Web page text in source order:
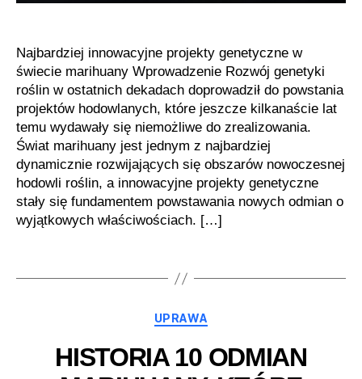
Najbardziej innowacyjne projekty genetyczne w
świecie marihuany Wprowadzenie Rozwój genetyki
roślin w ostatnich dekadach doprowadził do powstania
projektów hodowlanych, które jeszcze kilkanaście lat
temu wydawały się niemożliwe do zrealizowania.
Świat marihuany jest jednym z najbardziej
dynamicznie rozwijających się obszarów nowoczesnej
hodowli roślin, a innowacyjne projekty genetyczne
stały się fundamentem powstawania nowych odmian o
wyjątkowych właściwościach. […]
Kategorie
UPRAWA
HISTORIA 10 ODMIAN